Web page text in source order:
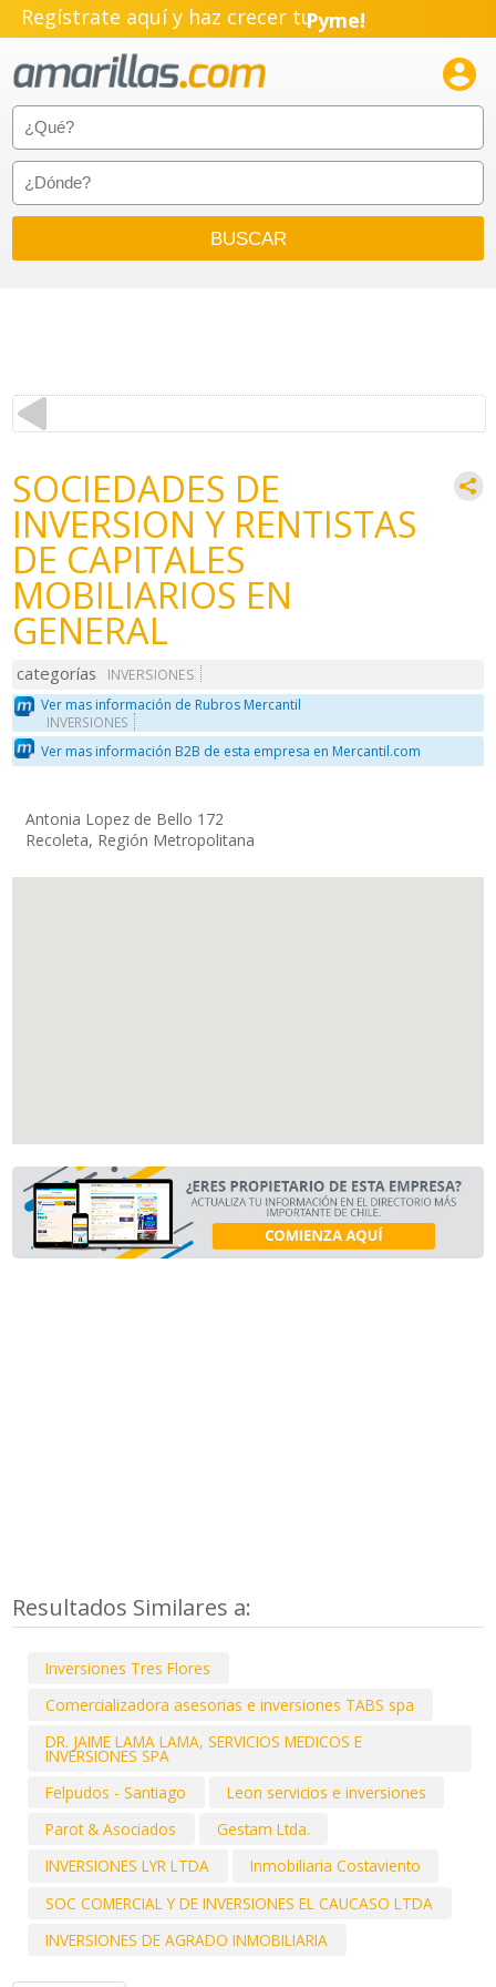
Regístrate aquí y haz crecer tuPyme!
Emprendimiento!

SOCIEDADES DE
INVERSION Y RENTISTAS
DE CAPITALES
MOBILIARIOS EN
GENERAL
categorías
INVERSIONES
Ver mas información de Rubros Mercantil
INVERSIONES
Ver mas información B2B de esta empresa en Mercantil.com
Antonia Lopez de Bello 172
Recoleta, Región Metropolitana
Resultados Similares a:
Inversiones Tres Flores
Comercializadora asesorias e inversiones TABS spa
DR. JAIME LAMA LAMA, SERVICIOS MEDICOS E
INVERSIONES SPA
Felpudos - Santiago
Leon servicios e inversiones
Parot & Asociados
Gestam Ltda.
INVERSIONES LYR LTDA
Inmobiliaria Costaviento
SOC COMERCIAL Y DE INVERSIONES EL CAUCASO LTDA
INVERSIONES DE AGRADO INMOBILIARIA